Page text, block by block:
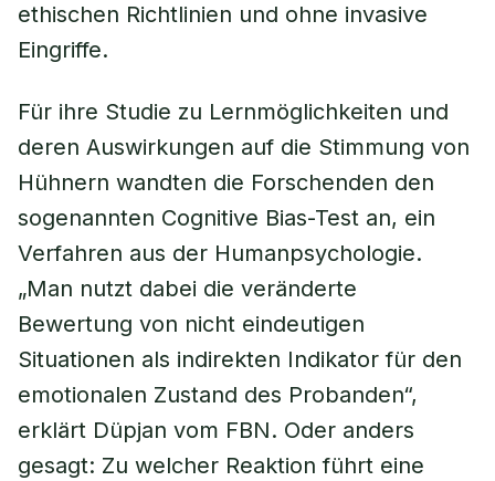
ethischen Richtlinien und ohne invasive
Eingriffe.
Für ihre Studie zu Lernmöglichkeiten und
deren Auswirkungen auf die Stimmung von
Hühnern wandten die Forschenden den
sogenannten Cognitive Bias-Test an, ein
Verfahren aus der Humanpsychologie.
„Man nutzt dabei die veränderte
Bewertung von nicht eindeutigen
Situationen als indirekten Indikator für den
emotionalen Zustand des Probanden“,
erklärt Düpjan vom FBN. Oder anders
gesagt: Zu welcher Reaktion führt eine